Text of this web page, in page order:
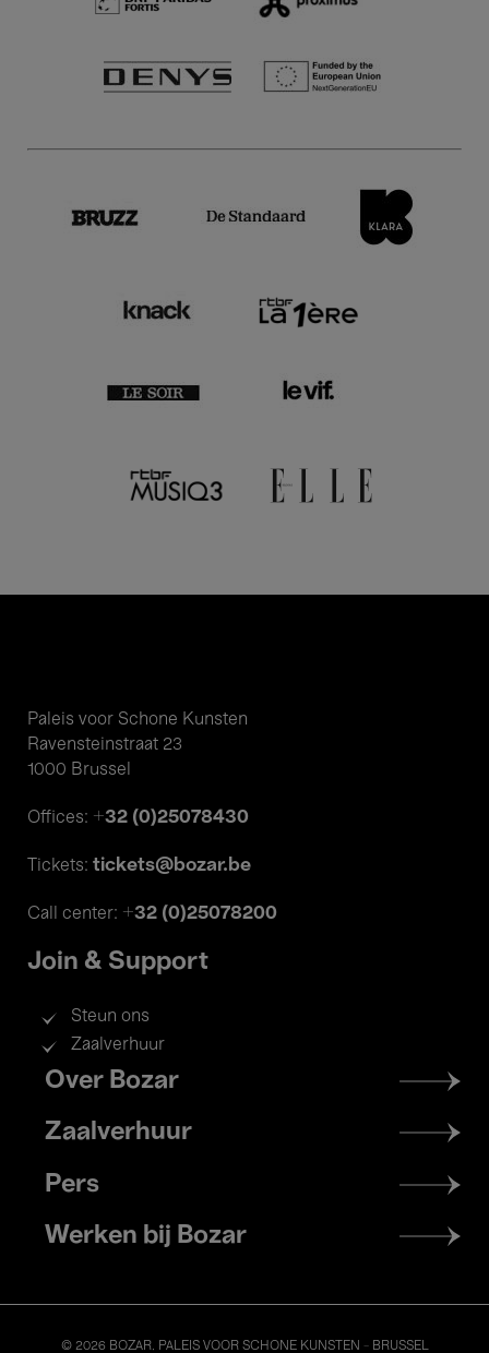
Paleis voor Schone Kunsten
Ravensteinstraat 23
1000 Brussel
Offices: +32 (0)25078430
Tickets: tickets@bozar.be
Call center: +32 (0)25078200
Join & Support
Steun ons
Zaalverhuur
Footer
menu
Over Bozar
Zaalverhuur
Pers
Werken bij Bozar
© 2026 BOZAR. PALEIS VOOR SCHONE KUNSTEN - BRUSSEL